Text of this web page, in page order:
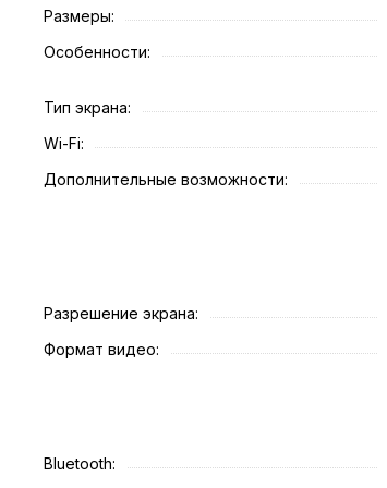
Размеры:
Особенности:
Тип экрана:
Wi-Fi:
Дополнительные возможности:
Разрешение экрана:
Формат видео:
Bluetooth: